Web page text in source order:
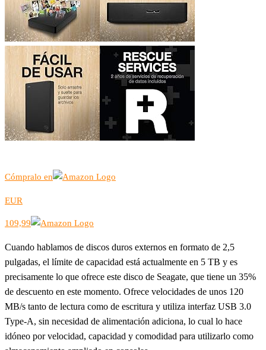
Cómpralo en
EUR
109,99
Cuando hablamos de discos duros externos en formato de 2,5
pulgadas, el límite de capacidad está actualmente en 5 TB y es
precisamente lo que ofrece este disco de Seagate, que tiene un 35%
de descuento en este momento. Ofrece velocidades de unos 120
MB/s tanto de lectura como de escritura y utiliza interfaz USB 3.0
Type-A, sin necesidad de alimentación adiciona, lo cual lo hace
idóneo por velocidad, capacidad y comodidad para utilizarlo como